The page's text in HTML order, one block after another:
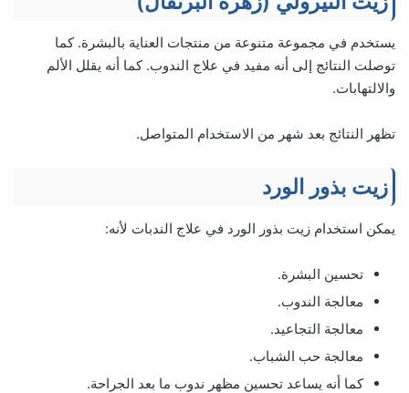
يستخدم في مجموعة متنوعة من منتجات العناية بالبشرة. كما
توصلت النتائج إلى أنه مفيد في علاج الندوب. كما أنه يقلل الألم
والالتهابات.
تظهر النتائج بعد شهر من الاستخدام المتواصل.
زيت بذور الورد
يمكن استخدام زيت بذور الورد في علاج الندبات لأنه:
تحسين البشرة.
معالجة الندوب.
معالجة التجاعيد.
معالجة حب الشباب.
كما أنه يساعد تحسين مظهر ندوب ما بعد الجراحة.